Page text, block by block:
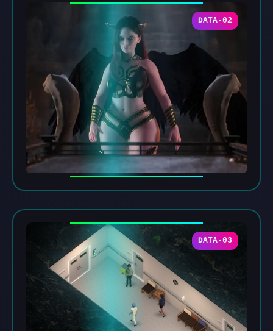
DATA-02
DATA-03